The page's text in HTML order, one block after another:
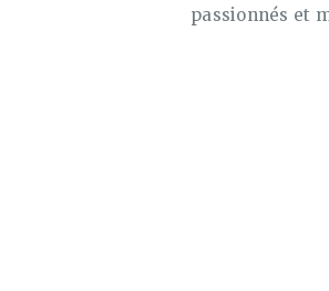
passionnés et